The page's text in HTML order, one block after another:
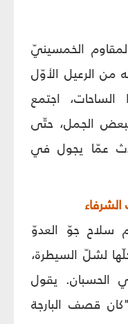
الخمسينيّ
من الرعيل الأوّل
الساحات، اجتمع
الجمل، حتّى
عمّا يجول في
سلاح جوّ العدوّ
لشلّ السيطرة،
الحسبان. يقول
قصف البارجة